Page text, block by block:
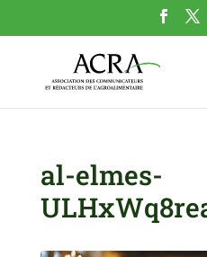
al-elmes-